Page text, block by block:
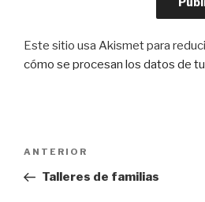
Este sitio usa Akismet para
cómo se procesan los datos de
entradas
Entrada
anterior:
ANTERIOR
Talleres de familias